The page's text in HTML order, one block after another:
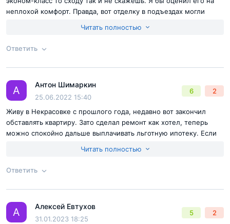
Согласен справилами публикациина сайте
Отправить комментарий
неплохой комфорт. Правда, вот отделку в подъездах могли
Достоинства:
пустяковые
Читать полностью
Ответить
Ответ на отзыв
Согласен справилами публикациина сайте
Отправить комментарий
А Антон Шимаркин
25.06.2022 15:40
6 2
Живу в Некрасовке с прошлого года, недавно вот закончил
обставлять квартиру. Зато сделал ремонт как хотел, теперь
можно спокойно дальше выплачивать льготную ипотеку. Если
ответить - берите! Я тоже сомневался, когда покупал, потянем
Читать полностью
Ответить
Ответ на отзыв
А Алексей Евтухов
31.01.2023 18:25
5 2